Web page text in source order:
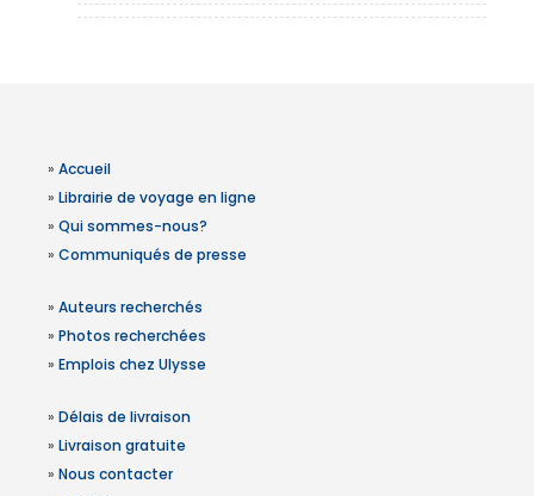
» Accueil
» Librairie de voyage en ligne
» Qui sommes-nous?
» Communiqués de presse
» Auteurs recherchés
» Photos recherchées
» Emplois chez Ulysse
» Délais de livraison
» Livraison gratuite
» Nous contacter